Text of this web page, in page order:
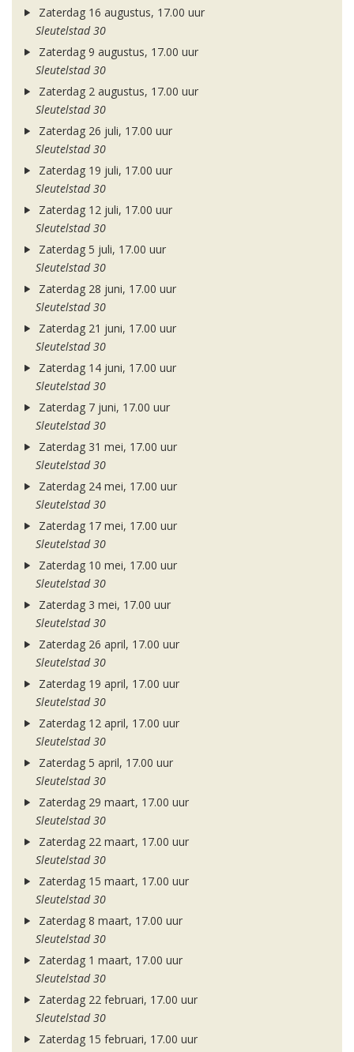
Zaterdag 16 augustus, 17.00 uur
Sleutelstad 30
Zaterdag 9 augustus, 17.00 uur
Sleutelstad 30
Zaterdag 2 augustus, 17.00 uur
Sleutelstad 30
Zaterdag 26 juli, 17.00 uur
Sleutelstad 30
Zaterdag 19 juli, 17.00 uur
Sleutelstad 30
Zaterdag 12 juli, 17.00 uur
Sleutelstad 30
Zaterdag 5 juli, 17.00 uur
Sleutelstad 30
Zaterdag 28 juni, 17.00 uur
Sleutelstad 30
Zaterdag 21 juni, 17.00 uur
Sleutelstad 30
Zaterdag 14 juni, 17.00 uur
Sleutelstad 30
Zaterdag 7 juni, 17.00 uur
Sleutelstad 30
Zaterdag 31 mei, 17.00 uur
Sleutelstad 30
Zaterdag 24 mei, 17.00 uur
Sleutelstad 30
Zaterdag 17 mei, 17.00 uur
Sleutelstad 30
Zaterdag 10 mei, 17.00 uur
Sleutelstad 30
Zaterdag 3 mei, 17.00 uur
Sleutelstad 30
Zaterdag 26 april, 17.00 uur
Sleutelstad 30
Zaterdag 19 april, 17.00 uur
Sleutelstad 30
Zaterdag 12 april, 17.00 uur
Sleutelstad 30
Zaterdag 5 april, 17.00 uur
Sleutelstad 30
Zaterdag 29 maart, 17.00 uur
Sleutelstad 30
Zaterdag 22 maart, 17.00 uur
Sleutelstad 30
Zaterdag 15 maart, 17.00 uur
Sleutelstad 30
Zaterdag 8 maart, 17.00 uur
Sleutelstad 30
Zaterdag 1 maart, 17.00 uur
Sleutelstad 30
Zaterdag 22 februari, 17.00 uur
Sleutelstad 30
Zaterdag 15 februari, 17.00 uur